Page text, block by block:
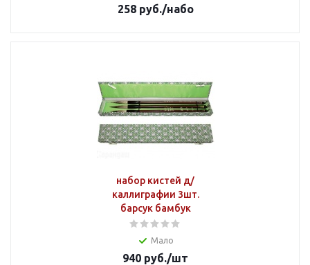
258руб./набо
набор кистей д/
каллиграфии 3шт.
барсук бамбук
Мало
940 руб./шт